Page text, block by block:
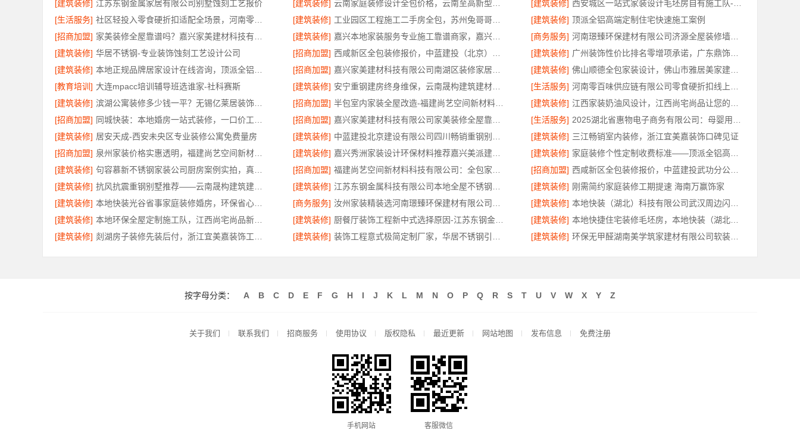
[建筑装修] 江苏东钢金属家居有限公司别墅蚀刻工艺报价 [建筑装修] [建筑装修]
[生活服务]
[建筑装修] [建筑装修] 顶派全铝高端定制住宅快速施工案例
[招商加盟]
[建筑装修] [商务服务]
[建筑装修] 华居不锈钢-专业装饰蚀刻工艺设计公司 [招商加盟] [建筑装修]
[建筑装修]
[招商加盟] [建筑装修]
[教育培训] 大连mpacc培训辅导班选谁家-社科赛斯 [建筑装修] [生活服务]
[建筑装修]
[招商加盟] [建筑装修]
[招商加盟]
[招商加盟] [生活服务]
[建筑装修] 居安天成-西安未央区专业装修公寓免费量房 [建筑装修] [建筑装修] 三江畅销室内装修，浙江宜美嘉装饰口碑见证
[招商加盟]
[建筑装修] [建筑装修]
[建筑装修]
[招商加盟] [招商加盟]
[建筑装修]
[建筑装修] [建筑装修] 刚需简约家庭装修工期提速 海南万赢饰家
[建筑装修]
[商务服务] [建筑装修]
[建筑装修]
[建筑装修] [建筑装修]
[建筑装修]
[建筑装修] [建筑装修]
按字母分类： A B C D E F G H I J K L M N O P Q R S T U V W X Y Z
关于我们 联系我们 招商服务 使用协议 版权隐私 最近更新 网站地图 发布信息 免费注册
手机网站 客服微信